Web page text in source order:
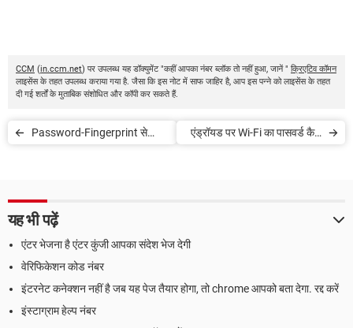
CCM (in.ccm.net) पर उपलब्ध यह डॉक्युमेंट "कहीं आपका नंबर ब्लॉक तो नहीं हुआ, जानें " क्रिएटिव कॉमन
लाइसेंस के तहत उपलब्ध कराया गया है. जैसा कि इस नोट में साफ जाहिर है, आप इस पन्ने को लाइसेंस के तहत
दी गई शर्तों के मुताबिक संशोधित और कॉपी कर सकते हैं.
Password-Fingerprint से
एंड्रॉयड पर Wi-Fi का पासवर्ड कैसे
यह भी पढ़ें
एंटर भेजना है एंटर कुंजी आपका संदेश भेज देगी
वेरिफिकेशन कोड नंबर
इंटरनेट कनेक्शन नहीं है जब यह पेज तैयार होगा, तो chrome आपको बता देगा. रद्द करें
इंस्टाग्राम हेल्प नंबर